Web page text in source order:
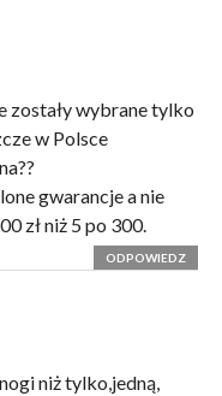
wybrane tylko
w Polsce
gwarancje a nie
zł niż 5 po 300.
ODPOWIEDZ
niż tylko,jedną,